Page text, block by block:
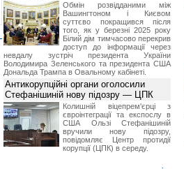
Обмін розвідданими між
Вашингтоном і Києвом
суттєво покращився після
того, як у березні 2025 року
Білий дім тимчасово перекрив
доступ до інформації через
невдалу зустріч президента України
Володимира Зеленського та президента США
Дональда Трампа в Овальному кабінеті.
Антикорупційні органи оголосили
Стефанішиній нову підозру — ЦПК
Колишній віцепрем'єрці з
євроінтеграції та експослу в
США Ользі Стефанішиній
вручили нову підозру,
повідомляє Центр протидії
корупції (ЦПК) в середу.